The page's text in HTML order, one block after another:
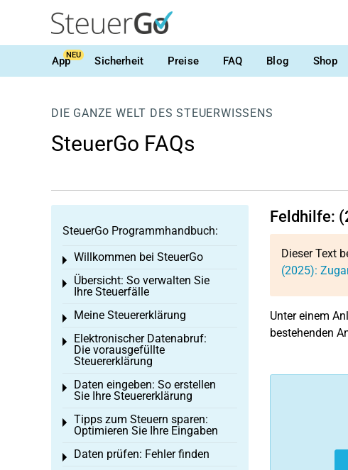
AppNEU Sicherheit Preise FAQ Blog Shop
DIE GANZE WELT DES STEUERWISSENS
SteuerGo FAQs
Feldhilfe:
Dieser Text
(2025):
Unter einem
bestehenden
SteuerGo Programmhandbuch:
Willkommen bei SteuerGo
Toggle menu
Übersicht: So verwalten Sie
Ihre Steuerfälle
Toggle menu
Meine Steuererklärung
Toggle menu
Elektronischer Datenabruf:
Die vorausgefüllte
Steuererklärung
Toggle menu
Daten eingeben: So erstellen
Sie Ihre Steuererklärung
Toggle menu
Tipps zum Steuern sparen:
Optimieren Sie Ihre Eingaben
Toggle menu
Daten prüfen: Fehler finden
Toggle menu